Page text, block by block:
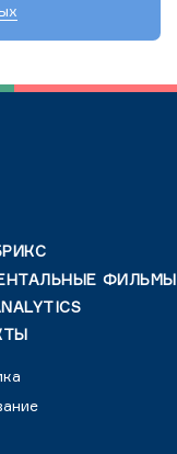
ФИЛЬМЫ